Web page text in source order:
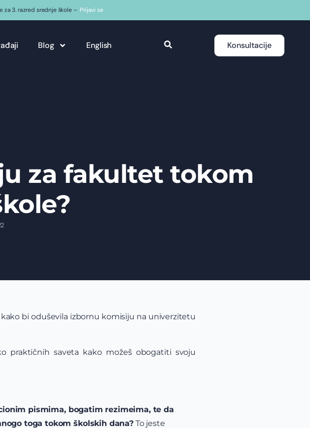
3. razred srednje škole – Prijavi se
Blog English Konsultacije
za fakultet tokom
bi oduševila izbornu komisiju na univerzitetu
praktičnih saveta kako možeš obogatiti svoju
pismima, bogatim rezimeima, te da
toga tokom školskih dana?To jeste